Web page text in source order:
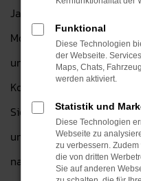
Jahren Erfahrung mit
Mobilität in
und bietet eine Vielzahl
Konkret bedeutet dies,
Sie in ein Fahrzeug der
und in Ihrer
natürlich die vielen Extras
Funktional
Diese Technologien
der Webseite.
Maps, Chats,
werden aktiviert.
Statistik und
Diese Technologien
Webseite zu
zu verbessern.
die von dritten
Sie auf anderen